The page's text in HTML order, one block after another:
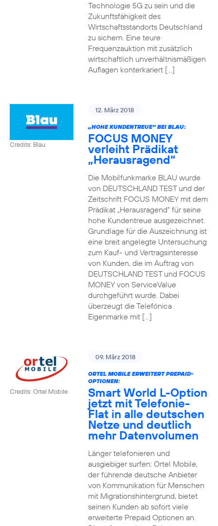
Technologie 5G zu sein und die
Zukunftsfähigkeit des
Wirtschaftsstandorts Deutschland
zu sichern. Eine teure
Frequenzauktion mit zusätzlich
wirtschaftlich unverhältnismäßigen
Auflagen konterkariert […]
Credits: Blau
12. März 2018
„HOHE KUNDENTREUE“ BEI BLAU:
FOCUS MONEY
verleiht Prädikat
„Herausragend“
Die Mobilfunkmarke BLAU wurde
von DEUTSCHLAND TEST und der
Zeitschrift FOCUS MONEY mit dem
Prädikat „Herausragend“ für seine
hohe Kundentreue ausgezeichnet.
Grundlage für die Auszeichnung ist
eine breit angelegte Untersuchung
zum Kauf- und Vertragsinteresse
von Kunden, die im Auftrag von
DEUTSCHLAND TEST und FOCUS
MONEY von ServiceValue
durchgeführt wurde. Dabei
überzeugt die Telefónica
Eigenmarke mit […]
Credits: Ortel Mobile
09. März 2018
ORTEL MOBILE ERWEITERT PREPAID-
OPTIONEN:
Smart World L-Option
jetzt mit Telefonie-
Flat in alle deutschen
Netze und deutlich
mehr Datenvolumen
Länger telefonieren und
ausgiebiger surfen: Ortel Mobile,
der führende deutsche Anbieter
von Kommunikation für Menschen
mit Migrationshintergrund, bietet
seinen Kunden ab sofort viele
erweiterte Prepaid Optionen an.